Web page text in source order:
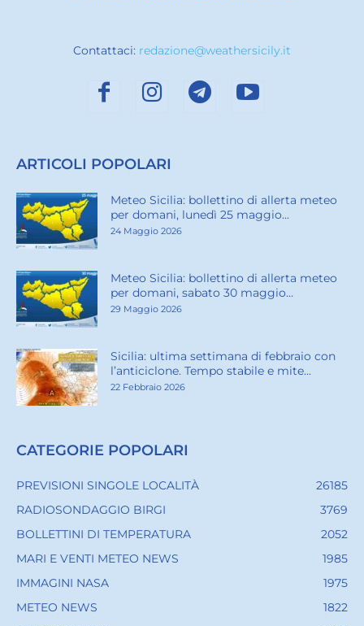
Contattaci: redazione@weathersicily.it
ARTICOLI POPOLARI
Meteo Sicilia: bollettino di allerta meteo
per domani, lunedì 25 maggio...
24 Maggio 2026
Meteo Sicilia: bollettino di allerta meteo
per domani, sabato 30 maggio...
29 Maggio 2026
Sicilia: ultima settimana di febbraio con
l’anticiclone. Tempo stabile e mite...
22 Febbraio 2026
CATEGORIE POPOLARI
PREVISIONI SINGOLE LOCALITÀ
26185
RADIOSONDAGGIO BIRGI
3769
BOLLETTINI DI TEMPERATURA
2052
MARI E VENTI METEO NEWS
1985
IMMAGINI NASA
1975
METEO NEWS
1822